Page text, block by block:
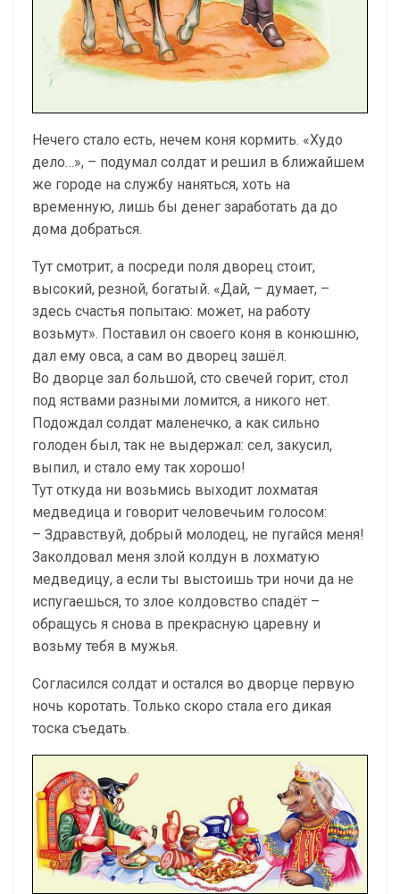
Нечего стало есть, нечем коня кормить. «Худо
дело…», – подумал солдат и решил в ближайшем
же городе на службу наняться, хоть на
временную, лишь бы денег заработать да до
дома добраться.
Тут смотрит, а посреди поля дворец стоит,
высокий, резной, богатый. «Дай, – думает, –
здесь счастья попытаю: может, на работу
возьмут». Поставил он своего коня в конюшню,
дал ему овса, а сам во дворец зашёл.
Во дворце зал большой, сто свечей горит, стол
под яствами разными ломится, а никого нет.
Подождал солдат маленечко, а как сильно
голоден был, так не выдержал: сел, закусил,
выпил, и стало ему так хорошо!
Тут откуда ни возьмись выходит лохматая
медведица и говорит человечьим голосом:
– Здравствуй, добрый молодец, не пугайся меня!
Заколдовал меня злой колдун в лохматую
медведицу, а если ты выстоишь три ночи да не
испугаешься, то злое колдовство спадёт –
обращусь я снова в прекрасную царевну и
возьму тебя в мужья.
Согласился солдат и остался во дворце первую
ночь коротать. Только скоро стала его дикая
тоска съедать.